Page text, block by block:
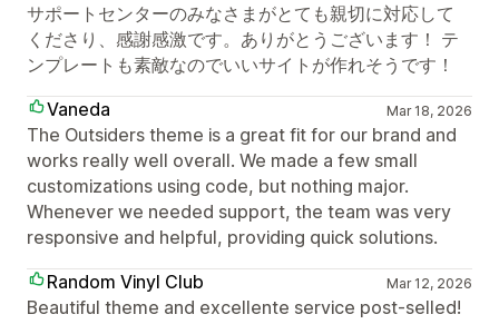
サポートセンターのみなさまがとても親切に対応して
くださり、感謝感激です。ありがとうございます！ テ
ンプレートも素敵なのでいいサイトが作れそうです！
Vaneda
Mar 18, 2026
The Outsiders theme is a great fit for our brand and
works really well overall. We made a few small
customizations using code, but nothing major.
Whenever we needed support, the team was very
responsive and helpful, providing quick solutions.
Random Vinyl Club
Mar 12, 2026
Beautiful theme and excellente service post-selled!